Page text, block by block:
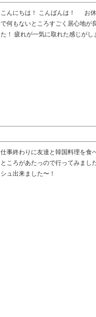
こんにちは！ こんばんは！ お休
で何もないところすごく居心地が
た！ 疲れが一気に取れた感じがし
仕事終わりに友達と韓国料理を食
ところがあたっので行ってみまし
シュ出来ました〜！